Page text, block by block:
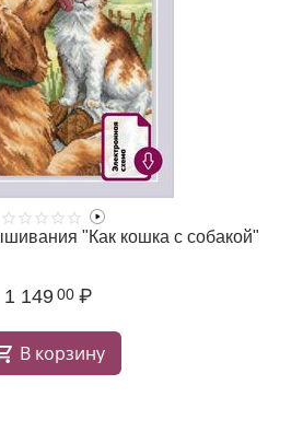
"Как кошка с собакой"
1 149 00 ₽
В корзину